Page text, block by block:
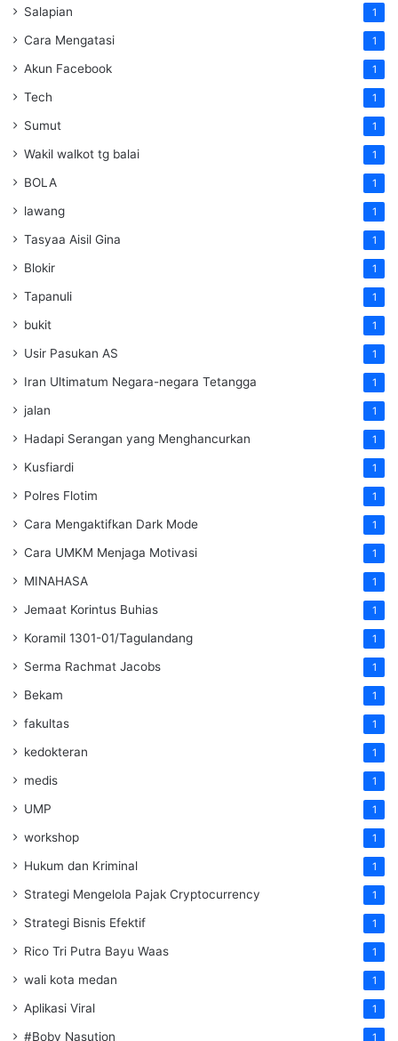
Salapian 1
Cara Mengatasi 1
Akun Facebook 1
Tech 1
Sumut 1
Wakil walkot tg balai 1
BOLA 1
lawang 1
Tasyaa Aisil Gina 1
Blokir 1
Tapanuli 1
bukit 1
Usir Pasukan AS 1
Iran Ultimatum Negara-negara Tetangga 1
jalan 1
Hadapi Serangan yang Menghancurkan 1
Kusfiardi 1
Polres Flotim 1
Cara Mengaktifkan Dark Mode 1
Cara UMKM Menjaga Motivasi 1
MINAHASA 1
Jemaat Korintus Buhias 1
Koramil 1301-01/Tagulandang 1
Serma Rachmat Jacobs 1
Bekam 1
fakultas 1
kedokteran 1
medis 1
UMP 1
workshop 1
Hukum dan Kriminal 1
Strategi Mengelola Pajak Cryptocurrency 1
Strategi Bisnis Efektif 1
Rico Tri Putra Bayu Waas 1
wali kota medan 1
Aplikasi Viral 1
#Boby Nasution 1